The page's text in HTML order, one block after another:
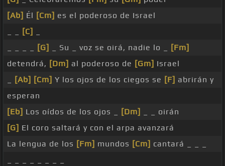
[Ab] Él [Cm] es el poderoso de Israel
[C]
[G] _ Su _ voz se oirá, nadie lo _
[Fm]
detendrá, [Dm] al poderoso de [Gm] Israel
[Ab] [Cm] Y los ojos de los ciegos se [F] abrirán y
esperan
[Eb] Los oídos de los ojos _ [Dm]
_ _ oirán
[G] El coro saltará y con el arpa avanzará
La lengua de los [Fm] mundos [Cm] cantará _ _ _